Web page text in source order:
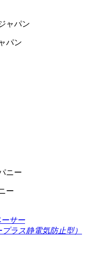
パン
ー
サー
ラス静電気防止型）